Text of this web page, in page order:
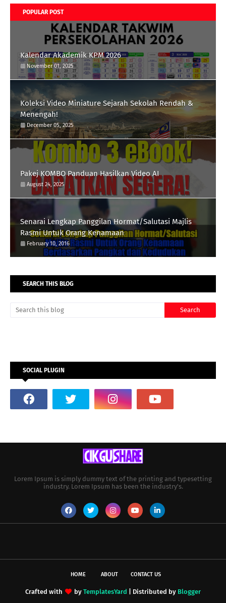
POPULAR POST
Kalendar Akademik KPM 2026
November 01, 2025
Koleksi Video Miniature Sejarah Sekolah Rendah &
Menengah!
December 05, 2025
Pakej KOMBO Panduan Hasilkan Video AI
August 24, 2025
Senarai Lengkap Panggilan Hormat/Salutasi Majlis
Rasmi Untuk Orang Kenamaan
February 10, 2016
SEARCH THIS BLOG
SOCIAL PLUGIN
Lorem Ipsum is simply dummy text of the printing and typesetting
industry. Lorem Ipsum has been the industry's.
HOME ABOUT CONTACT US
Crafted with by TemplatesYard | Distributed by Blogger